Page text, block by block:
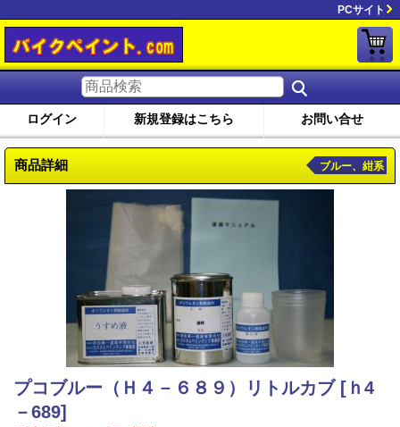
PCサイト
ログイン 新規登録はこちら お問い合せ
商品詳細 ブルー、紺系
プコブルー（Ｈ４－６８９）リトルカブ [ｈ4
－689]